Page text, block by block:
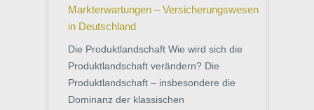
Markterwartungen – Versicherungswesen
in Deutschland
Die Produktlandschaft Wie wird sich die
Produktlandschaft verändern? Die
Produktlandschaft – insbesondere die
Dominanz der klassischen